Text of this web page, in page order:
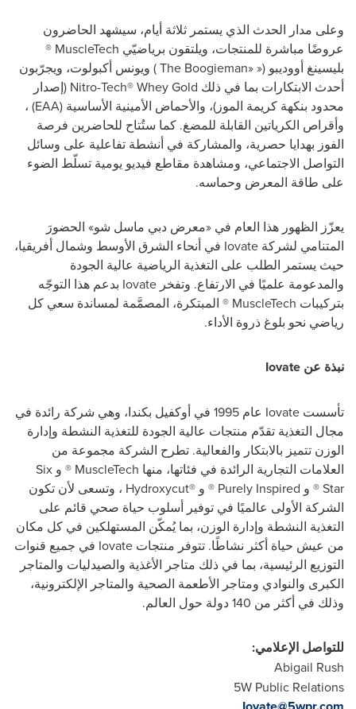
وعلى مدار الحدث الذي يستمر ثلاثة أيام، سيشهد الحاضرون
عروضًا مباشرة للمنتجات، ويلتقون برياضيّي MuscleTech
®
بليسينغ أووديبو («The Boogieman») ويونس أكبولوت، ويجرّبون
أحدث الابتكارات بما في ذلك Nitro-Tech® Whey Gold (إصدار
محدود بنكهة كريمة الموز)، والأحماض الأمينية الأساسية (EAA) ،
وأقراص الكرياتين القابلة للمضغ. كما ستُتاح للحاضرين فرصة
الفوز بهدايا حصرية، والمشاركة في أنشطة تفاعلية على وسائل
التواصل الاجتماعي، ومشاهدة مقاطع فيديو يومية تسلّط الضوء
على طاقة المعرض وحماسه.
يعزّز الظهور هذا العام في «معرض دبي ماسل شو» الحضورَ
المتنامي لشركة Iovate في أنحاء الشرق الأوسط وشمال أفريقيا،
حيث يستمر الطلب على التغذية الرياضية عالية الجودة
والمدعومة علميًا في الارتفاع. وتفخر Iovate بدعم هذا التوجّه
بتركيبات MuscleTech ® المبتكرة، المصمَّمة لمساندة سعي كل
رياضي نحو بلوغ ذروة الأداء.
نبذة عن Iovate
تأسست Iovate
عام 1995 في أوكفيل بكندا، وهي شركة رائدة في
مجال التغذية تقدّم منتجات عالية الجودة للتغذية النشطة وإدارة
الوزن تتميز بالابتكار والفعالية. تطرح الشركة مجموعة من
العلامات التجارية الرائدة في فئاتها، منها MuscleTech ® و Six
Star® و Purely Inspired ® و Hydroxycut® ، وتسعى لأن تكون
الشركة الأولى عالميًا في توفير أسلوب حياة صحي قائم على
التغذية النشطة وإدارة الوزن، بما يُمكّن المستهلكين في كل مكان
من عيش حياة أكثر نشاطًا. تتوفر منتجات Iovate في جميع قنوات
التوزيع الرئيسية، بما في ذلك متاجر الأغذية والصيدليات والمتاجر
الكبرى والنوادي ومتاجر الأطعمة الصحية والمتاجر الإلكترونية،
وذلك في أكثر من 140 دولة حول العالم.
للتواصل الإعلامي:
Abigail Rush
5W Public Relations